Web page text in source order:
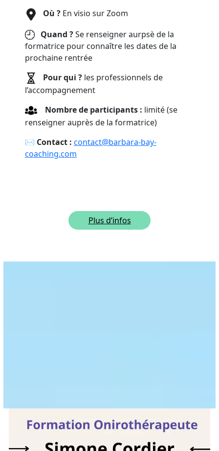
Où ?En visio sur Zoom
Quand ?Se renseigner aurpsè de la
formatrice pour connaître les dates de la
prochaine rentrée
Pour qui ?les professionnels de
l’accompagnement
Nombre de participants : limité (se
renseigner auprès de la formatrice)
✉︎ Contact : contact@barbara-bay-
coaching.com
Plus d’infos